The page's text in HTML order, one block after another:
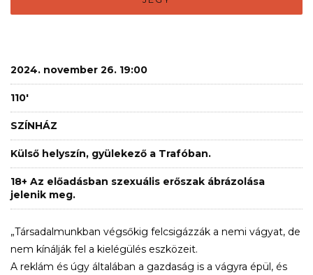
2024. november 26. 19:00
110'
SZÍNHÁZ
Külső helyszín, gyülekező a Trafóban.
18+ Az előadásban szexuális erőszak ábrázolása
jelenik meg.
„Társadalmunkban végsőkig felcsigázzák a nemi vágyat, de
nem kínálják fel a kielégülés eszközeit.
A reklám és úgy általában a gazdaság is a vágyra épül, és